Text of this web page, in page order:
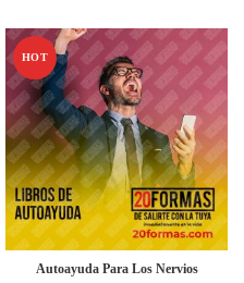
HOT
Autoayuda Para Los Nervios